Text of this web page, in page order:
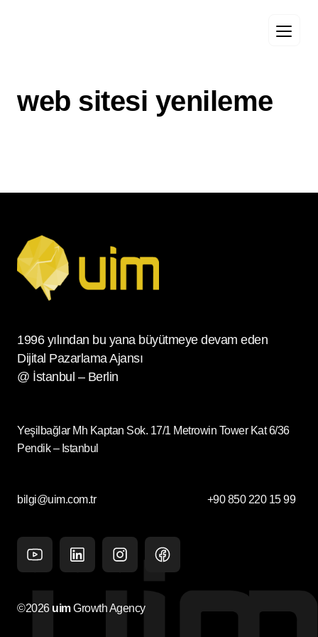
web sitesi yenileme
1996 yılından bu yana büyütmeye devam eden
Dijital Pazarlama Ajansı
@ İstanbul – Berlin
Yeşilbağlar Mh Kaptan Sok. 17/1 Metrowin Tower Kat 6/36
Pendik – Istanbul
bilgi@uim.com.tr +90 850 220 15 99
©2026 uimGrowth Agency